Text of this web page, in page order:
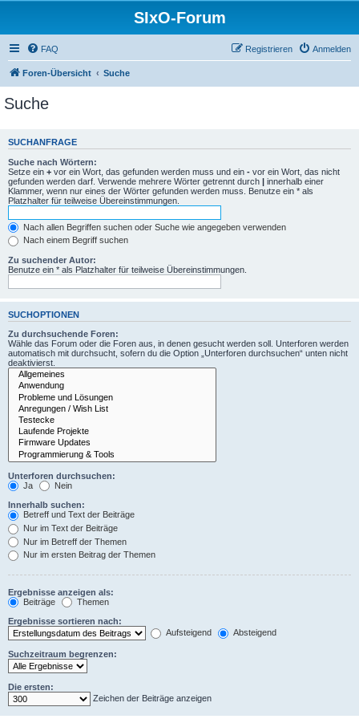
SIxO-Forum
FAQ Anmelden
Registrieren
Foren-Übersicht Suche
Suche
SUCHANFRAGE
Suche nach Wörtern:
Setze ein + vor ein Wort, das gefunden werden muss und ein - vor ein Wort, das nicht
gefunden werden darf. Verwende mehrere Wörter getrennt durch | innerhalb einer
Klammer, wenn nur eines der Wörter gefunden werden muss. Benutze ein * als
Platzhalter für teilweise Übereinstimmungen.
Nach allen Begriffen suchen oder Suche wie angegeben verwenden
Nach einem Begriff suchen
Zu suchender Autor:
Benutze ein * als Platzhalter für teilweise Übereinstimmungen.
SUCHOPTIONEN
Zu durchsuchende Foren:
Wähle das Forum oder die Foren aus, in denen gesucht werden soll. Unterforen werden
automatisch mit durchsucht, sofern du die Option „Unterforen durchsuchen“ unten nicht
deaktivierst.
Unterforen durchsuchen:
Ja
Nein
Innerhalb suchen:
Betreff und Text der Beiträge
Nur im Text der Beiträge
Nur im Betreff der Themen
Nur im ersten Beitrag der Themen
Ergebnisse anzeigen als:
Beiträge
Themen
Ergebnisse sortieren nach:
Aufsteigend
Absteigend
Suchzeitraum begrenzen:
Die ersten:
Zeichen der Beiträge anzeigen